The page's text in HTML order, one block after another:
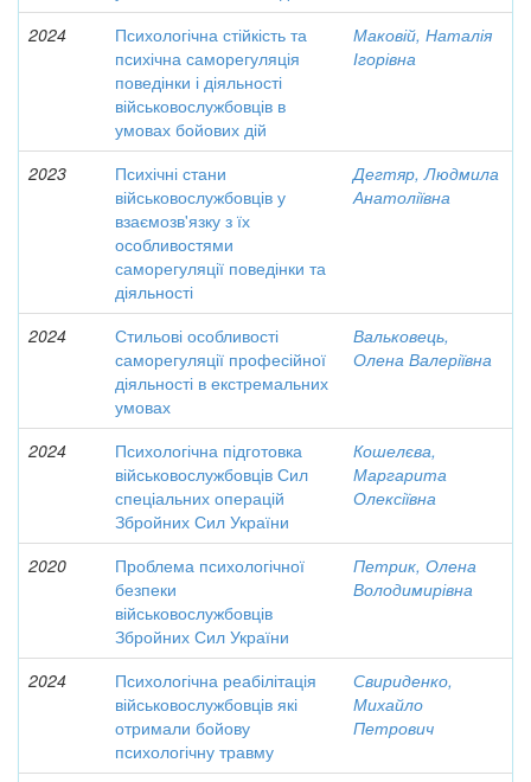
2024
Психологічна стійкість та
психічна саморегуляція
поведінки і діяльності
військовослужбовців в
умовах бойових дій
Маковій, Наталія
Ігорівна
2023
Психічні стани
військовослужбовців у
взаємозв'язку з їх
особливостями
саморегуляції поведінки та
діяльності
Дегтяр, Людмила
Анатоліївна
2024
Стильові особливості
саморегуляції професійної
діяльності в екстремальних
умовах
Вальковець,
Олена Валеріївна
2024
Психологічна підготовка
військовослужбовців Сил
спеціальних операцій
Збройних Сил України
Кошелєва,
Маргарита
Олексіївна
2020
Проблема психологічної
безпеки
військовослужбовців
Збройних Сил України
Петрик, Олена
Володимирівна
2024
Психологічна реабілітація
військовослужбовців які
отримали бойову
психологічну травму
Свириденко,
Михайло
Петрович